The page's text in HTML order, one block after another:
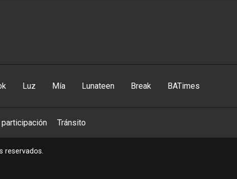
Luz Mía Lunateen Break BATimes
participación Tránsito
reservados.